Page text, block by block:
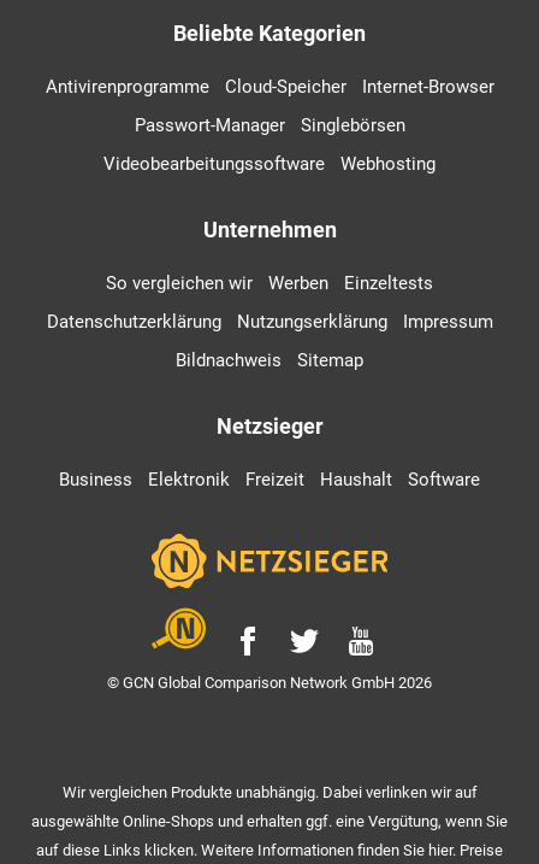
Beliebte Kategorien
Antivirenprogramme Cloud-Speicher
Internet-Browser
Passwort-Manager
Singlebörsen
Videobearbeitungssoftware
Webhosting
Unternehmen
So vergleichen wir Werben
Einzeltests
Datenschutzerklärung
Nutzungserklärung
Impressum
Bildnachweis
Sitemap
Netzsieger
Business Elektronik Freizeit Haushalt Software
© GCN Global Comparison Network GmbH 2026
Wir vergleichen Produkte unabhängig. Dabei verlinken wir auf
ausgewählte Online-Shops und erhalten ggf. eine Vergütung, wenn Sie
auf diese Links klicken. Weitere Informationen finden Sie hier. Preise